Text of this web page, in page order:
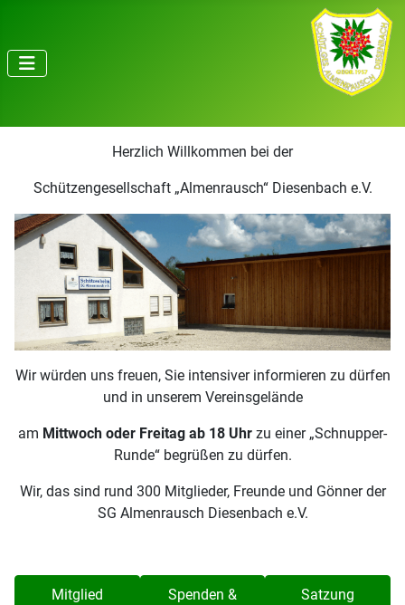
Herzlich Willkommen bei der
Schützengesellschaft „Almenrausch“ Diesenbach e.V.
Wir würden uns freuen, Sie intensiver informieren zu dürfen
und in unserem Vereinsgelände
am Mittwoch oder Freitag ab 18 Uhr zu einer „Schnupper-
Runde“ begrüßen zu dürfen.
Wir, das sind rund 300 Mitglieder, Freunde und Gönner der
SG Almenrausch Diesenbach e.V.
Mitglied
Spenden &
Satzung